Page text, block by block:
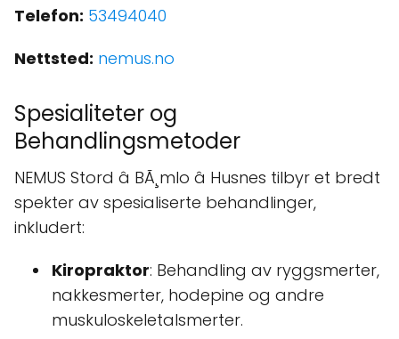
Telefon: 53494040
Nettsted: nemus.no
Spesialiteter og
Behandlingsmetoder
NEMUS Stord â BÃ¸mlo â Husnes tilbyr et bredt
spekter av spesialiserte behandlinger,
inkludert:
Kiropraktor: Behandling av ryggsmerter,
nakkesmerter, hodepine og andre
muskuloskeletalsmerter.